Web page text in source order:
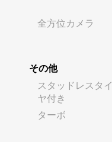
全方位カメラ
その他
スタッドレスタイ
ヤ付き
ターボ